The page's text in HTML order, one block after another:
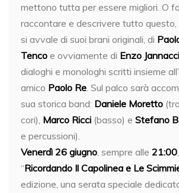
mettono tutta per essere migliori. O
raccontare e descrivere tutto questo,
si avvale di suoi brani originali, di
Tenco e ovviamente di Enzo Jannacci
dialoghi e monologhi scritti insieme
amico Paolo Re . Sul palco sarà
sua storica band: Daniele Moretto
cori), Marco Ricci (basso) e Stefano
e percussioni).
Venerdì 26 giugno , sempre alle 21:00
“Ricordando Il Capolinea e Le
edizione, una serata speciale